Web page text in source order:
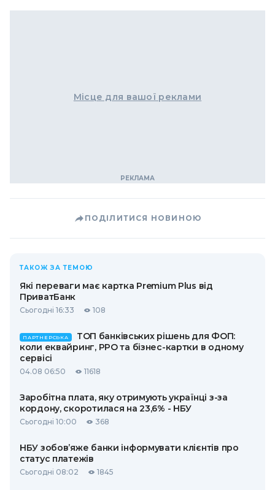
Місце для вашої реклами
ПОДІЛИТИСЯ НОВИНОЮ
ТАКОЖ ЗА ТЕМОЮ
Які переваги має картка Premium Plus від
ПриватБанк
Сьогодні 16:33 108
ПАРТНЕРСЬКА
ТОП банківських рішень для ФОП:
коли еквайринг, РРО та бізнес-картки в одному
сервісі
04.08 06:50 11618
Заробітна плата, яку отримують українці з-за
кордону, скоротилася на 23,6% - НБУ
Сьогодні 10:00 368
НБУ зобов’яже банки інформувати клієнтів про
статус платежів
Сьогодні 08:02 1845